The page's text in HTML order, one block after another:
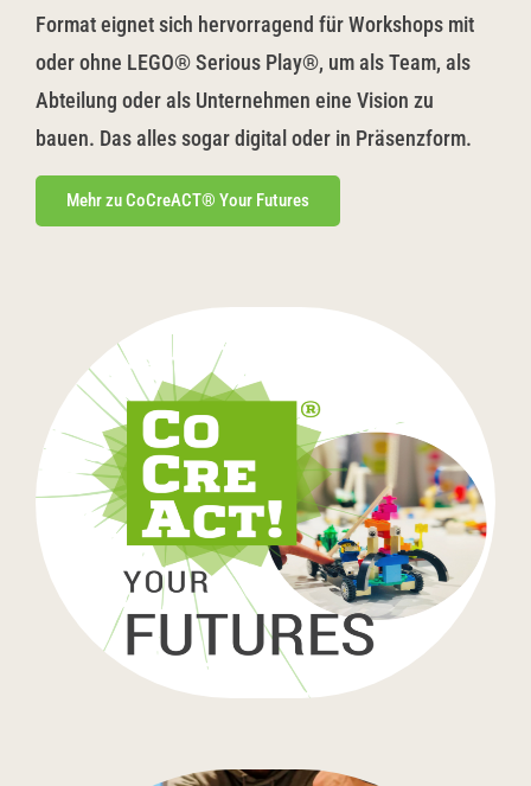
Format eignet sich hervorragend für Workshops mit
oder ohne LEGO® Serious Play®, um als Team, als
Abteilung oder als Unternehmen eine Vision zu
bauen. Das alles sogar digital oder in Präsenzform.
Mehr zu CoCreACT® Your Futures